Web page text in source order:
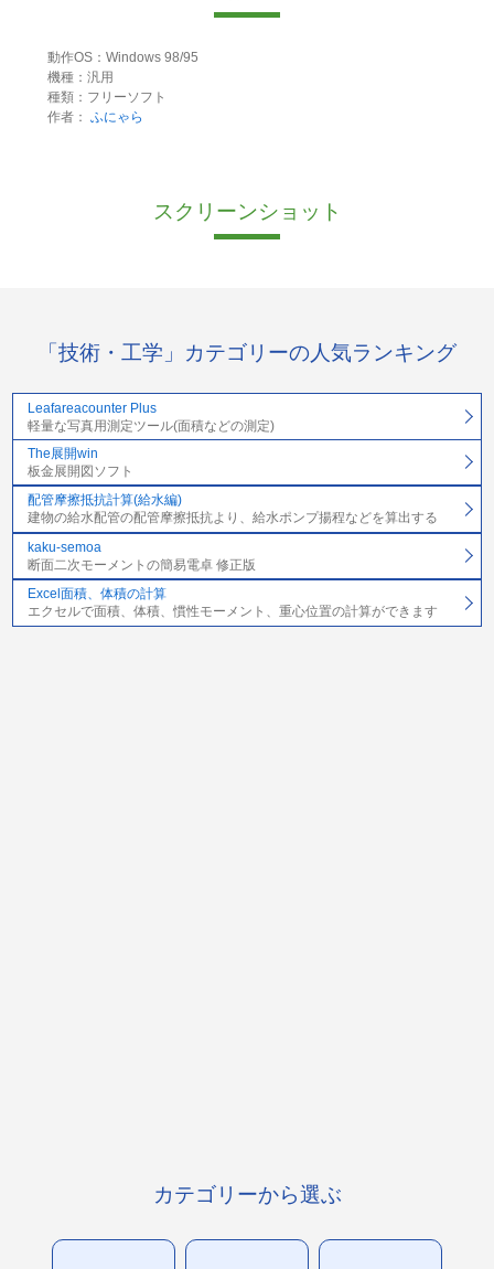
動作OS：Windows 98/95
機種：汎用
種類：フリーソフト
作者： ふにゃら
スクリーンショット
「技術・工学」カテゴリーの人気ランキング
Leafareacounter Plus
軽量な写真用測定ツール(面積などの測定)
The展開win
板金展開図ソフト
配管摩擦抵抗計算(給水編)
建物の給水配管の配管摩擦抵抗より、給水ポンプ揚程などを算出する
kaku-semoa
断面二次モーメントの簡易電卓 修正版
Excel面積、体積の計算
エクセルで面積、体積、慣性モーメント、重心位置の計算ができます
カテゴリーから選ぶ